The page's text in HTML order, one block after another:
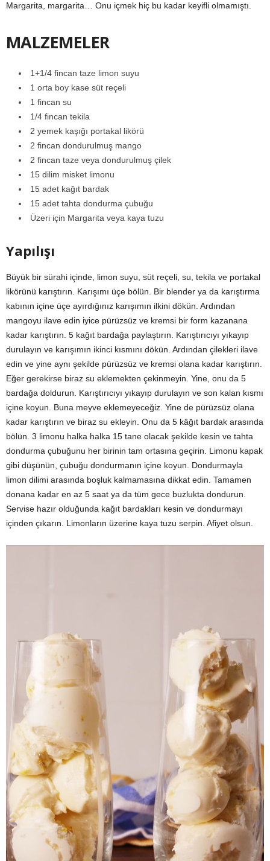
Margarita, margarita… Onu içmek hiç bu kadar keyifli olmamıştı.
MALZEMELER
1+1/4 fincan taze limon suyu
1 orta boy kase süt reçeli
1 fincan su
1/4 fincan tekila
2 yemek kaşığı portakal likörü
2 fincan dondurulmuş mango
2 fincan taze veya dondurulmuş çilek
15 dilim misket limonu
15 adet kağıt bardak
15 adet tahta dondurma çubuğu
Üzeri için Margarita veya kaya tuzu
Yapılışı
Büyük bir sürahi içinde, limon suyu, süt reçeli, su, tekila ve portakal
likörünü karıştırın. Karışımı üçe bölün. Bir blender ya da karıştırma
kabının içine üçe ayırdığınız karışımın ilkini dökün. Ardından
mangoyu ilave edin iyice pürüzsüz ve kremsi bir form kazanana
kadar karıştırın. 5 kağıt bardağa paylaştırın. Karıştırıcıyı yıkayıp
durulayın ve karışımın ikinci kısmını dökün. Ardından çilekleri ilave
edin ve yine aynı şekilde pürüzsüz ve kremsi olana kadar karıştırın.
Eğer gerekirse biraz su eklemekten çekinmeyin. Yine, onu da 5
bardağa doldurun. Karıştırıcıyı yıkayıp durulayın ve son kalan kısmı
içine koyun. Buna meyve eklemeyeceğiz. Yine de pürüzsüz olana
kadar karıştırın ve biraz su ekleyin. Onu da 5 kâğıt bardak arasında
bölün. 3 limonu halka halka 15 tane olacak şekilde kesin ve tahta
dondurma çubuğunu her birinin tam ortasına geçirin. Limonu kapak
gibi düşünün, çubuğu dondurmanın içine koyun. Dondurmayla
limon dilimi arasında boşluk kalmamasına dikkat edin. Tamamen
donana kadar en az 5 saat ya da tüm gece buzlukta dondurun.
Servise hazır olduğunda kağıt bardakları kesin ve dondurmayı
içinden çıkarın. Limonların üzerine kaya tuzu serpin. Afiyet olsun.